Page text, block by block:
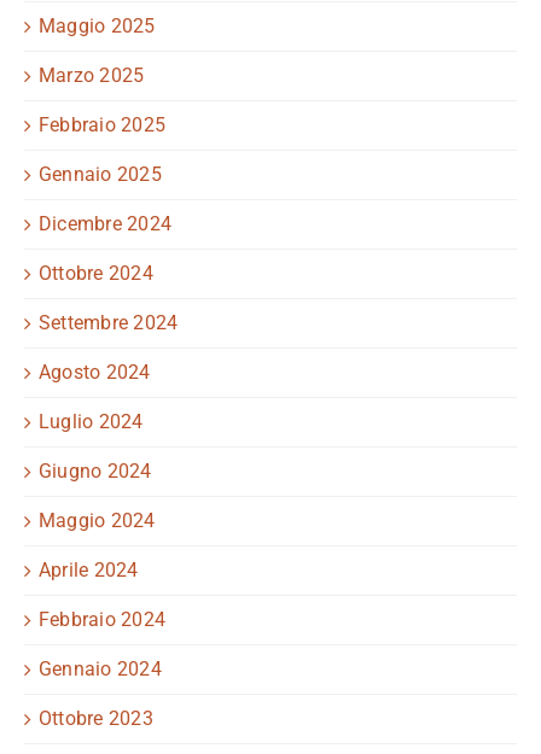
Maggio 2025
Marzo 2025
Febbraio 2025
Gennaio 2025
Dicembre 2024
Ottobre 2024
Settembre 2024
Agosto 2024
Luglio 2024
Giugno 2024
Maggio 2024
Aprile 2024
Febbraio 2024
Gennaio 2024
Ottobre 2023